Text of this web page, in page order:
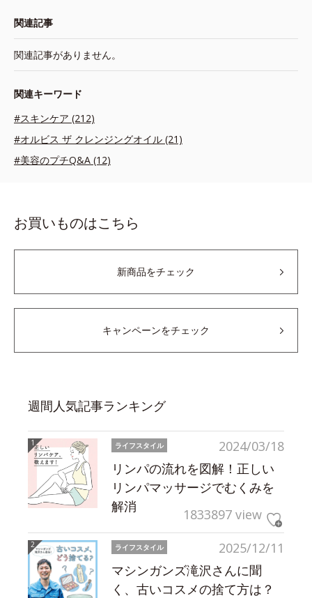
関連記事
関連記事がありません。
関連キーワード
#スキンケア (212)
#オルビス ザ クレンジングオイル (21)
#美容のプチQ&A (12)
お買いものはこちら
新商品をチェック
キャンペーンをチェック
週間人気記事ランキング
2024/03/18
ライフスタイル
リンパの流れを図解！正しい
リンパマッサージでむくみを
解消
1833897 view
2025/12/11
ライフスタイル
マシンガンズ滝沢さんに聞
く、古いコスメの捨て方は？